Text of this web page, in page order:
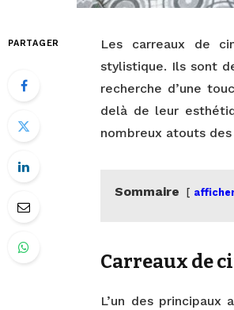
PARTAGER
Les carreaux de
stylistique. Ils sont
recherche d’une
delà de leur
nombreux atouts
Sommaire
Carreaux de
L’un des